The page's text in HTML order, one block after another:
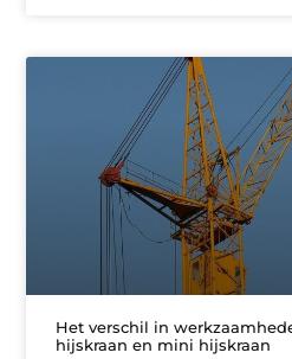
Het verschil in
hijskraan en mini hijskraan